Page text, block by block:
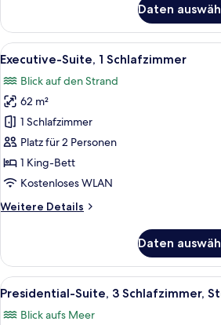
Suite,
Schlafzimmer
Daten
Alle
Fotos
für
Executive-
Suite,
1
Schlafzimmer
anzeigen
Ein
12
Executive-Suite, 1 Schlafzimmer
Blick auf den Strand
62 m²
1 Schlafzimmer
Platz für 2 Personen
1 King-Bett
Kostenloses WLAN
Weitere Details
Weitere
Suite,
Schlafzimmer
Daten
Alle
Fotos
für
Ein
9
Presidential-Suite, 3 Schlafzimmer,
Blick aufs Meer